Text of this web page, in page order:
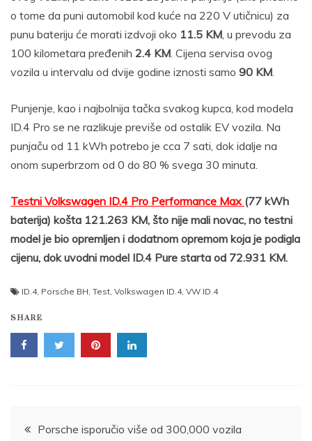
o tome da puni automobil kod kuće na 220 V utičnicu) za
punu bateriju će morati izdvoji oko 11.5 KM, u prevodu za
100 kilometara pređenih 2.4 KM. Cijena servisa ovog
vozila u intervalu od dvije godine iznosti samo 90 KM.
Punjenje, kao i najbolnija tačka svakog kupca, kod modela
ID.4 Pro se ne razlikuje previše od ostalik EV vozila. Na
punjaču od 11 kWh potrebo je cca 7 sati, dok idalje na
onom superbrzom od 0 do 80 % svega 30 minuta.
Testni Volkswagen ID.4 Pro Performance Max (77 kWh
baterija) košta 121.263 KM, što nije mali novac, no testni
model je bio opremljen i dodatnom opremom koja je podigla
cijenu, dok uvodni model ID.4 Pure starta od 72.931 KM.
ID.4, Porsche BH, Test, Volkswagen ID.4, VW ID.4
SHARE
Post
Porsche isporučio više od 300,000 vozila